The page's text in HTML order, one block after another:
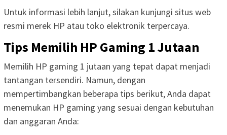
Untuk informasi lebih lanjut, silakan kunjungi situs web
resmi merek HP atau toko elektronik terpercaya.
Tips Memilih HP Gaming 1 Jutaan
Memilih HP gaming 1 jutaan yang tepat dapat menjadi
tantangan tersendiri. Namun, dengan
mempertimbangkan beberapa tips berikut, Anda dapat
menemukan HP gaming yang sesuai dengan kebutuhan
dan anggaran Anda: